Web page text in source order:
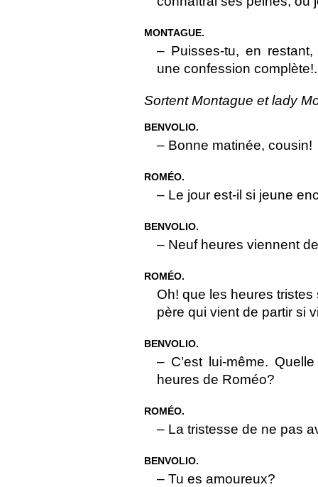
MONTAGUE.
– Puisses-tu, en
une confession
Sortent Montague et lady
BENVOLIO.
– Bonne matinée, cousin!
ROMÉO.
– Le jour est-il si jeune
BENVOLIO.
– Neuf heures viennent
ROMÉO.
Oh! que les heures
père qui vient de partir si
BENVOLIO.
– C’est lui-même.
heures de Roméo?
ROMÉO.
– La tristesse de ne pas
BENVOLIO.
– Tu es amoureux?